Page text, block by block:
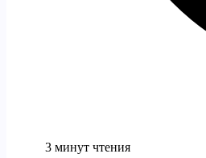
3 минут чтения